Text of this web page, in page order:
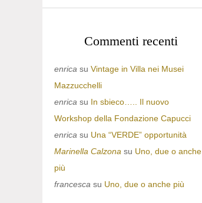
Commenti recenti
enrica su Vintage in Villa nei Musei
Mazzucchelli
enrica su In sbieco….. Il nuovo
Workshop della Fondazione Capucci
enrica su Una “VERDE” opportunità
Marinella Calzona su Uno, due o anche
più
francesca su Uno, due o anche più